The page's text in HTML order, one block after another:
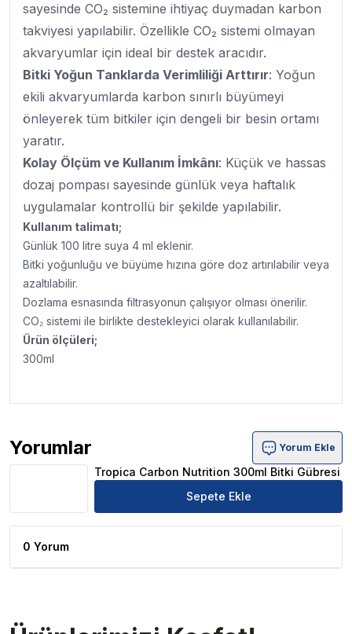
sayesinde CO₂ sistemine ihtiyaç duymadan karbon
takviyesi yapılabilir. Özellikle CO₂ sistemi olmayan
akvaryumlar için ideal bir destek aracıdır.
Bitki Yoğun Tanklarda Verimliliği Arttırır: Yoğun
ekili akvaryumlarda karbon sınırlı büyümeyi
önleyerek tüm bitkiler için dengeli bir besin ortamı
yaratır.
Kolay Ölçüm ve Kullanım İmkânı: Küçük ve hassas
dozaj pompası sayesinde günlük veya haftalık
uygulamalar kontrollü bir şekilde yapılabilir.
Kullanım talimatı;
Günlük 100 litre suya 4 ml eklenir.
Bitki yoğunluğu ve büyüme hızına göre doz artırılabilir veya
azaltılabilir.
Dozlama esnasında filtrasyonun çalışıyor olması önerilir.
CO₂ sistemi ile birlikte destekleyici olarak kullanılabilir.
Ürün ölçüleri;
300ml
Yorumlar
Tropica Carbon Nutrition 300ml Bitki Gübresi Ürün
Yorum Ekle
Tropica Carbon Nutrition 300ml Bitki Gübresi
Sepete Ekle
0 Yorum